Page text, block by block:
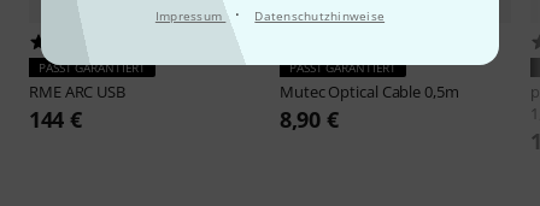
Impressum · Datenschutzhinweise
PASST GARANTIERT
RMEARC USB
144 €
PASST GARANTIERT
MutecOptical Cable 0,5m
8,90 €